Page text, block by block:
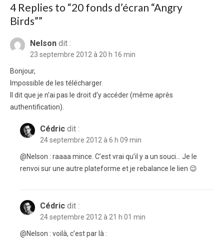
4 Replies to “20 fonds d’écran “Angry
Birds””
Nelson dit :
23 septembre 2012 à 20 h 16 min
Bonjour,
Impossible de les télécharger.
Il dit que je n’ai pas le droit d’y accéder (même après
authentification).
Cédric dit :
24 septembre 2012 à 6 h 09 min
@Nelson : raaaa mince. C’est vrai qu’il y a un souci… Je le
renvoi sur une autre plateforme et je rebalance le lien 😉
Cédric dit :
24 septembre 2012 à 21 h 01 min
@Nelson : voilà, c’est par là :